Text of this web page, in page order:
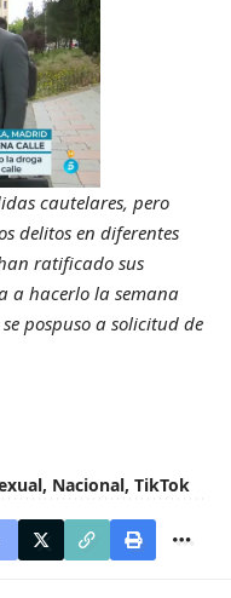
cautelares, pero
delitos en diferentes
ratificado sus
a hacerlo la semana
pospuso a solicitud de
, Nacional, TikTok